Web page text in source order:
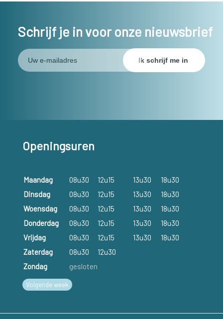
Schrijf je in voor onze nieuwsbrief
Openingsuren
Maandag 08u30 12u15 13u30
18u30
Dinsdag
08u30 12u15 13u30
18u30
Woensdag
08u30 12u15 13u30
18u30
Donderdag
08u30 12u15 13u30
18u30
Vrijdag
08u30 12u15 13u30
18u30
Zaterdag
08u30
12u30
Zondag
gesloten
Volgende week